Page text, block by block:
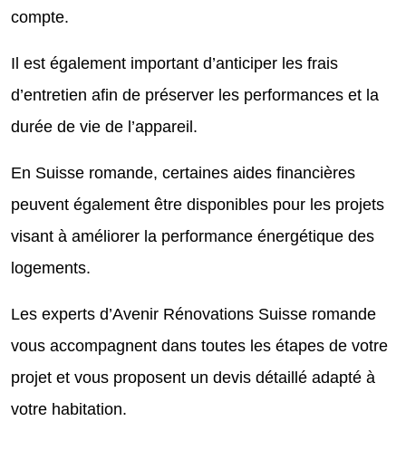
compte.
Il est également important d’anticiper les frais
d’entretien afin de préserver les performances et la
durée de vie de l’appareil.
En Suisse romande, certaines aides financières
peuvent également être disponibles pour les projets
visant à améliorer la performance énergétique des
logements.
Les experts d’Avenir Rénovations Suisse romande
vous accompagnent dans toutes les étapes de votre
projet et vous proposent un devis détaillé adapté à
votre habitation.